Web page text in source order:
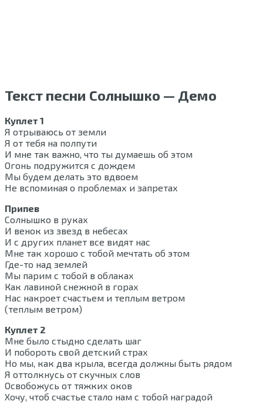
Текст песни Солнышко — Демо
Куплет 1
Я отрываюсь от земли
Я от тебя на полпути
И мне так важно, что ты думаешь об этом
Огонь подружится с дождем
Мы будем делать это вдвоем
Не вспоминая о проблемах и запретах
Припев
Солнышко в руках
И венок из звезд в небесах
И с других планет все видят нас
Мне так хорошо с тобой мечтать об этом
Где-то над землей
Мы парим с тобой в облаках
Как лавиной снежной в горах
Нас накроет счастьем и теплым ветром
(теплым ветром)
Куплет 2
Мне было стыдно сделать шаг
И побороть свой детский страх
Но мы, как два крыла, всегда должны быть рядом
Я оттолкнусь от скучных слов
Освобожусь от тяжких оков
Хочу, чтоб счастье стало нам с тобой наградой